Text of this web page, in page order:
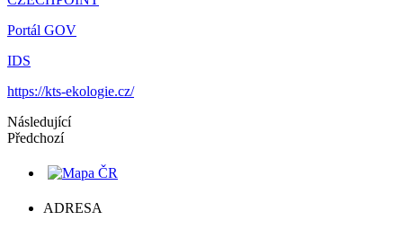
Portál GOV
IDS
https://kts-ekologie.cz/
Následující
Předchozí
ADRESA